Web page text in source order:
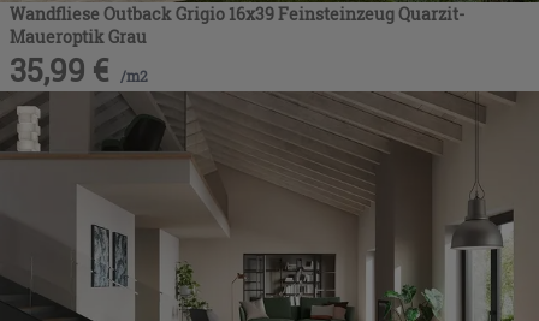
Wandfliese Outback Grigio 16x39 Feinsteinzeug Quarzit-
Maueroptik Grau
35,99 € /m2